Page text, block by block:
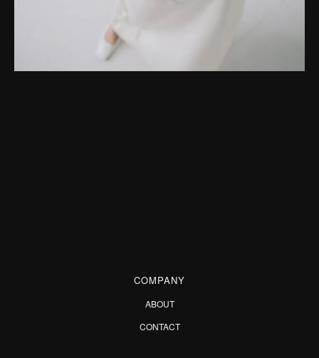
COMPANY
ABOUT
CONTACT